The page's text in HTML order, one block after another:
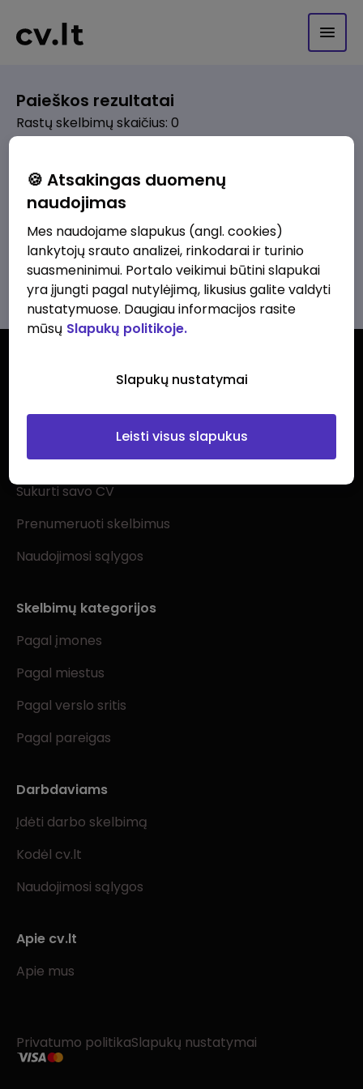
Paieškos rezultatai
Rastų skelbimų skaičius: 0
Pagal pasirinktus kriterijus skelbimų
nerasta. Pakoreguokite paiešką ir
bandykite dar kartą.
Žiūrėti visus skelbimus
Ieškantiems darbo
Visi darbo skelbimai
Sukurti savo CV
Prenumeruoti skelbimus
Naudojimosi sąlygos
Skelbimų kategorijos
Pagal įmones
Pagal miestus
Pagal verslo sritis
Pagal pareigas
Darbdaviams
Įdėti darbo skelbimą
Kodėl cv.lt
Naudojimosi sąlygos
Apie cv.lt
Apie mus
Privatumo politikaSlapukų nustatymai
🍪 Atsakingas duomenų
naudojimas
Mes naudojame slapukus (angl. cookies)
lankytojų srauto analizei, rinkodarai ir turinio
suasmeninimui. Portalo veikimui būtini slapukai
yra įjungti pagal nutylėjimą, likusius galite valdyti
nustatymuose. Daugiau informacijos rasite
mūsų Slapukų politikoje.
Slapukų nustatymai
Leisti visus slapukus